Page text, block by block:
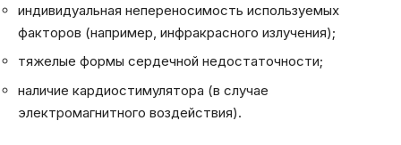
индивидуальная непереносимость используемых
факторов (например, инфракрасного излучения);
тяжелые формы сердечной недостаточности;
наличие кардиостимулятора (в случае
электромагнитного воздействия).